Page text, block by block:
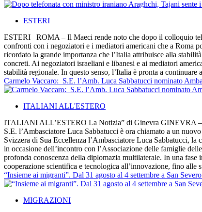
ESTERI
ESTERI ROMA – Il Maeci rende noto che dopo il colloquio
confronti con i negoziatori e i mediatori americani che a Roma
ricordato la grande importanza che l’Italia attribuisce alla
concreti. Ai negoziatori israeliani e libanesi e ai mediatori
stabilità regionale. In questo senso, l’Italia è pronta a
Carmelo Vaccaro: S.E. l’Amb. Luca Sabbatucci nominato
ITALIANI ALL'ESTERO
ITALIANI ALL’ESTERO La Notizia” di Ginevra GINEVRA –
S.E. l’Ambasciatore Luca Sabbatucci è ora chiamato a un
Svizzera di Sua Eccellenza l’Ambasciatore Luca Sabbatucci,
in occasione dell’incontro con l’Associazione delle famiglie
profonda conoscenza della diplomazia multilaterale. In una
cooperazione scientifica e tecnologica all’innovazione, fino alle
“Insieme ai migranti”. Dal 31 agosto al 4 settembre a San
MIGRAZIONI